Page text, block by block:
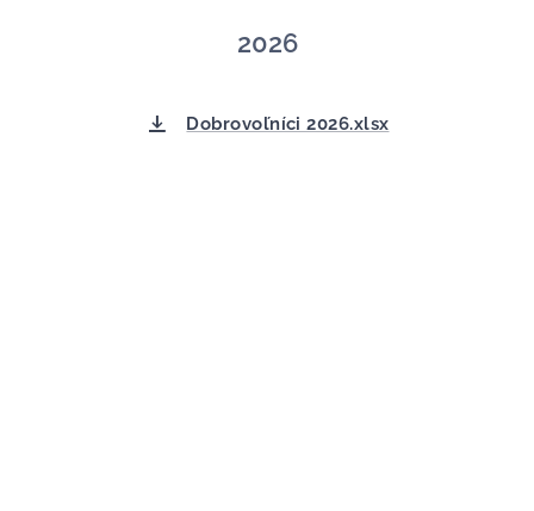
2026
Dobrovoľníci 2026.xlsx